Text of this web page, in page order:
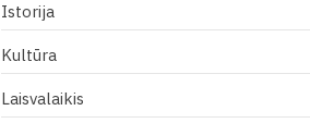
Istorija
Kultūra
Laisvalaikis